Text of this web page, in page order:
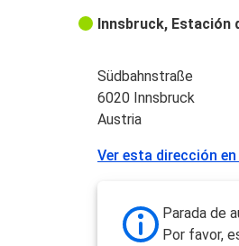
Innsbruck, Estación
Südbahnstraße
6020 Innsbruck
Austria
Ver esta dirección
Parada de
Por favor,